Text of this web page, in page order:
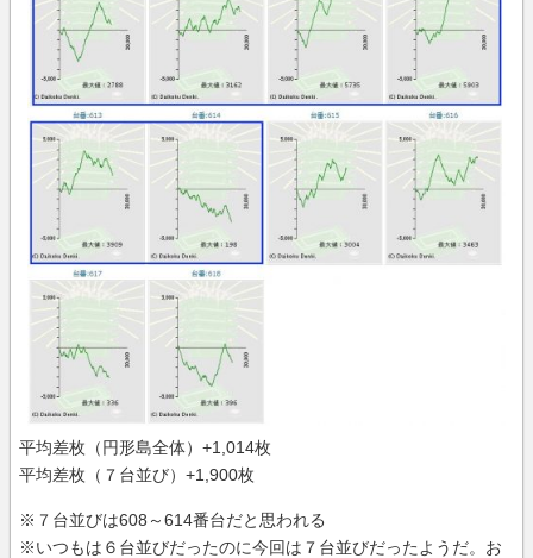
平均差枚（円形島全体）+1,014枚
平均差枚（７台並び）+1,900枚
※７台並びは608～614番台だと思われる
※いつもは６台並びだったのに今回は７台並びだったようだ。お